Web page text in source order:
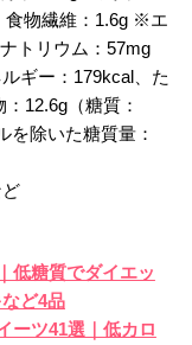
食物繊維：1.6g ※エ
トリウム：57mg
ギー：179kcal、た
12.6g（糖質：
除いた糖質量：
低糖質でダイエッ
ど4品
ーツ41選｜低カロ